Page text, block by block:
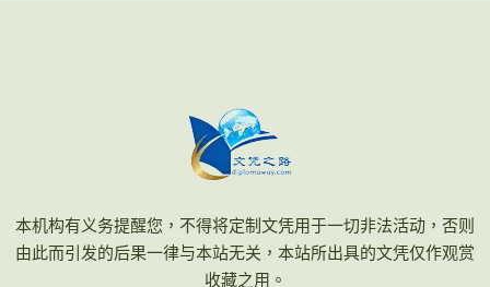
本机构有义务提醒您，不得将定制文凭用于一切非法活动，否则
由此而引发的后果一律与本站无关，本站所出具的文凭仅作观赏
收藏之用。